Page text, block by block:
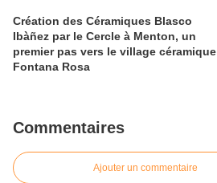
Création des Céramiques Blasco
Ibàñez par le Cercle à Menton, un
premier pas vers le village céramique
Fontana Rosa
Commentaires
Ajouter un commentaire